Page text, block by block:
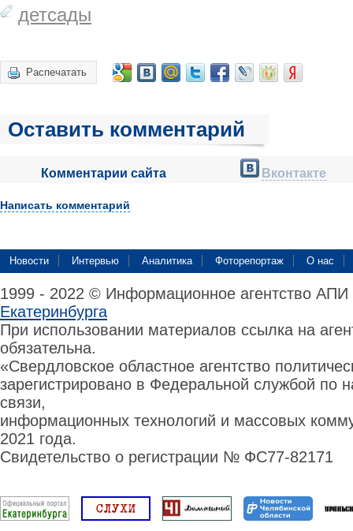
детсады
Распечатать
Оставить комментарий
Комментарии сайта Вконтакте
Написать комментарий
Новости Интервью Аналитика Фоторепортаж О нас
1999 - 2022 © Информационное агентство
Екатеринбурга
При использовании материалов ссылка на
обязательна.
«Свердловское областное агентство
зарегистрировано в Федеральной службой по
связи,
информационных технологий и массовых
2021 года.
Свидетельство о регистрации № ФС77-82171